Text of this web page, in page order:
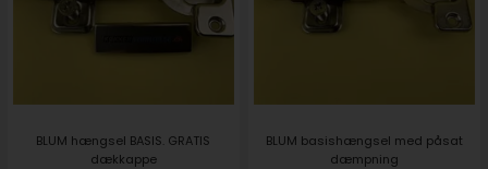
BLUM hængsel BASIS. GRATIS
dækkappe
BLUM basishængsel med påsat
dæmpning